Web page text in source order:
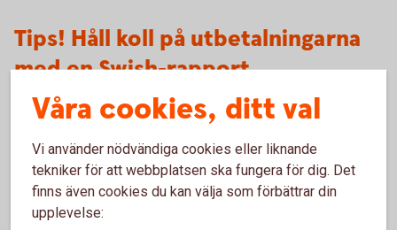
Tips! Håll koll på utbetalningarna
med en Swish-rapport
Ni kan enkelt skapa en Swish-rapport för utbetalningarna i
1. Logga in i internetbanken
2. Gå till översikten: Betala/överföra – Swish – Swish
funktioner.
3. Välj Swish-rapport
Våra cookies, ditt val
Vi använder nödvändiga cookies eller liknande
tekniker för att webbplatsen ska fungera för dig. Det
finns även cookies du kan välja som förbättrar din
upplevelse: